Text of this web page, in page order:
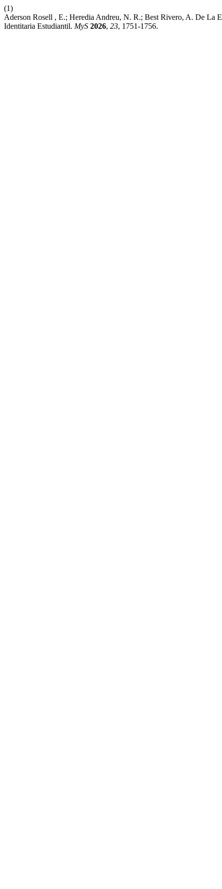
(1)
Aderson Rosell , E.; Heredia Andreu, N. R.; Best Rivero, A. De La
Identitaria Estudiantil. MyS 2026, 23, 1751-1756.